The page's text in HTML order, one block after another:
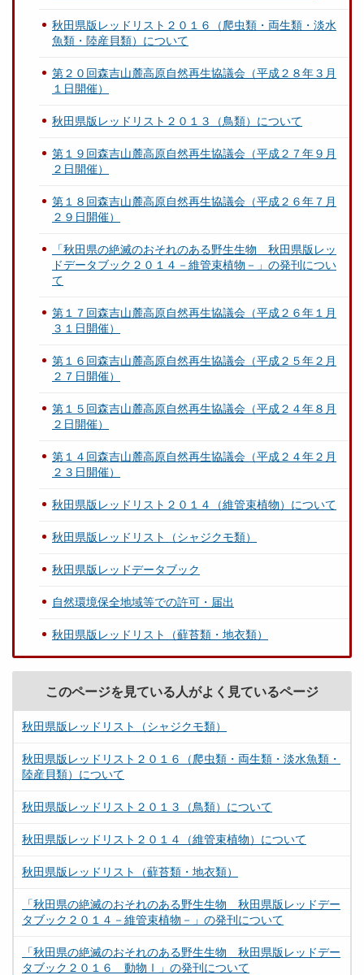
秋田県版レッドリスト２０１６（爬虫類・両生類・淡水
魚類・陸産貝類）について
第２０回森吉山麓高原自然再生協議会（平成２８年３月
１日開催）
秋田県版レッドリスト２０１３（鳥類）について
第１９回森吉山麓高原自然再生協議会（平成２７年９月
２日開催）
第１８回森吉山麓高原自然再生協議会（平成２６年７月
２９日開催）
「秋田県の絶滅のおそれのある野生生物 秋田県版レッ
ドデータブック２０１４－維管束植物－」の発刊につい
て
第１７回森吉山麓高原自然再生協議会（平成２６年１月
３１日開催）
第１６回森吉山麓高原自然再生協議会（平成２５年２月
２７日開催）
第１５回森吉山麓高原自然再生協議会（平成２４年８月
２日開催）
第１４回森吉山麓高原自然再生協議会（平成２４年２月
２３日開催）
秋田県版レッドリスト２０１４（維管束植物）について
秋田県版レッドリスト（シャジクモ類）
秋田県版レッドデータブック
自然環境保全地域等での許可・届出
秋田県版レッドリスト（蘚苔類・地衣類）
このページを見ている人がよく見ているページ
秋田県版レッドリスト（シャジクモ類）
秋田県版レッドリスト２０１６（爬虫類・両生類・淡水魚類・
陸産貝類）について
秋田県版レッドリスト２０１３（鳥類）について
秋田県版レッドリスト２０１４（維管束植物）について
秋田県版レッドリスト（蘚苔類・地衣類）
「秋田県の絶滅のおそれのある野生生物 秋田県版レッドデー
タブック２０１４－維管束植物－」の発刊について
「秋田県の絶滅のおそれのある野生生物 秋田県版レッドデー
タブック２０１６ 動物Ⅰ」の発刊について